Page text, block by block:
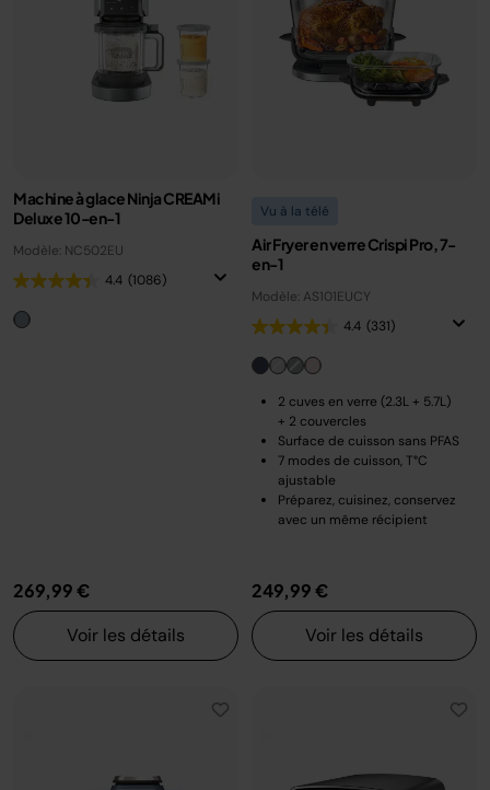
Machine à glace Ninja CREAMi
Deluxe 10-en-1
Modèle: NC502EU
4.4 (1086)
269,99 €
Voir les détails
Vu à la télé
Air Fryer en verre Crispi Pro, 7-
en-1
Modèle: AS101EUCY
4.4 (331)
2 cuves en verre (2.3L + 5.7L)
+ 2 couvercles
Surface de cuisson sans PFAS
7 modes de cuisson, T°C
ajustable
Préparez, cuisinez, conservez
avec un même récipient
249,99 €
Voir les détails